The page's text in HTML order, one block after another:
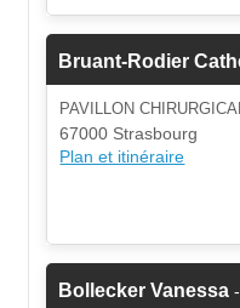
Bruant-Rodier
PAVILLON
67000 Strasbourg
Plan et itinéraire
Bollecker Vanessa